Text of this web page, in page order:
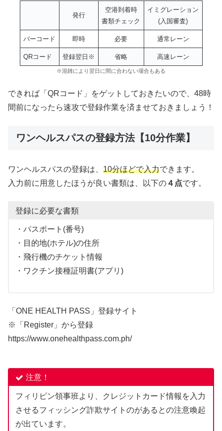
発行
空港到着時
書類チェック
イミグレーション
(入国審査)
バーコード 即時 必要 通常レーン
QRコード 登録翌日※ 省略 高速レーン
※混雑により翌日に間に合わない場合もある
できれば「QRコード」をゲットしておきたいので、48時
間前になったら速攻で登録作業を済ませておきましょう！
ワンヘルスパスの登録方法【10分作業】
ワンヘルスパスの登録は、 10分ほどで入力できます。
入力前に用意したほうが良い書類は、以下の４点です。
登録に必要な書類
・パスポート(番号)
・目的地(ホテル)の住所
・飛行機のチケット情報
・ワクチン接種証明書(アプリ)
「ONE HEALTH PASS」登録サイト
※「Register」から登録
https://www.onehealthpass.com.ph/
注意！
フィリピン領事班より、クレジットカード情報を入力
させるフィッシング詐欺サイトのがあるとの注意喚起
が出ています。